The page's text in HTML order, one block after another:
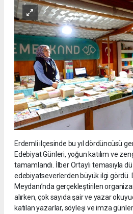
Erdemli ilçesinde bu yıl dördüncüsü
Edebiyat Günleri, yoğun katılım ve
tamamlandı. İlber Ortaylı temasıyla
edebiyatseverlerden büyük ilgi gördü.
Meydanı’nda gerçekleştirilen
alırken, çok sayıda şair ve yazar
katılan yazarlar, söyleşi ve imza